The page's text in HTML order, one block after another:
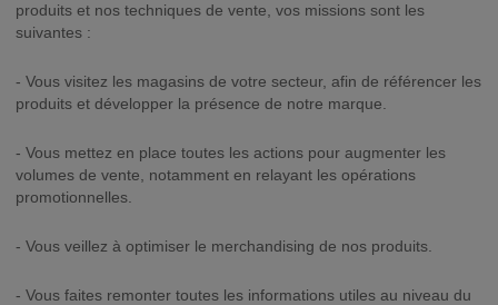
produits et nos techniques de vente, vos missions sont les
suivantes :
- Vous visitez les magasins de votre secteur, afin de référencer les
produits et développer la présence de notre marque.
- Vous mettez en place toutes les actions pour augmenter les
volumes de vente, notamment en relayant les opérations
promotionnelles.
- Vous veillez à optimiser le merchandising de nos produits.
- Vous faites remonter toutes les informations utiles au niveau du